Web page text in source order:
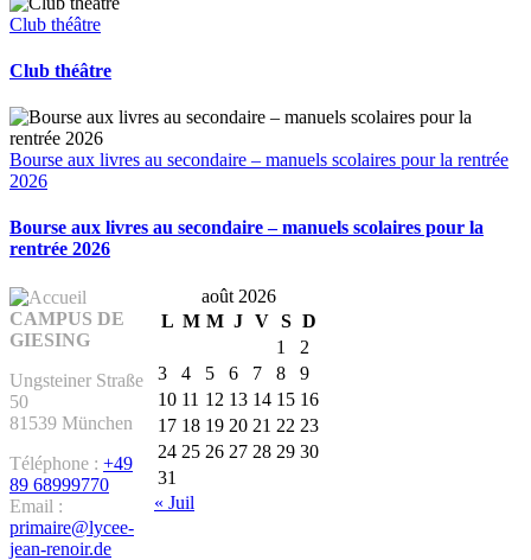
Club théâtre
Club théâtre
Bourse aux livres au secondaire – manuels scolaires pour la rentrée
2026
Bourse aux livres au secondaire – manuels scolaires pour la
rentrée 2026
août 2026
L M M J V S D
1
2
3
4 5 6 7 8
9
10 11 12 13 14 15 16
17 18 19 20 21 22 23
24 25 26 27 28 29 30
31
« Juil
CAMPUS DE
GIESING
Ungsteiner Straße
50
81539 München
Téléphone : +49
89 68999770
Email :
primaire@lycee-
jean-renoir.de